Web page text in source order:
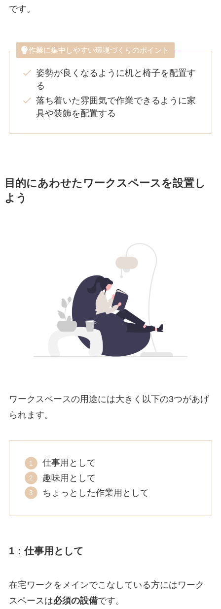
です。
作業に集中しやすい環境づくりのポイント
姿勢が良くなるように机と椅子を配置す
る
落ち着いた雰囲気で作業できるように家
具や装飾を配置する
目的にあわせたワークスペースを設置し
よう
ワークスペースの用途には大きく以下の3つがあげ
られます。
仕事用として
趣味用として
ちょっとした作業用として
1：仕事用として
在宅ワークをメインでこなしている方にはワーク
スペースは必須の設備です。